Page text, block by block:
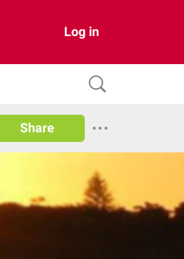
Log in
Share